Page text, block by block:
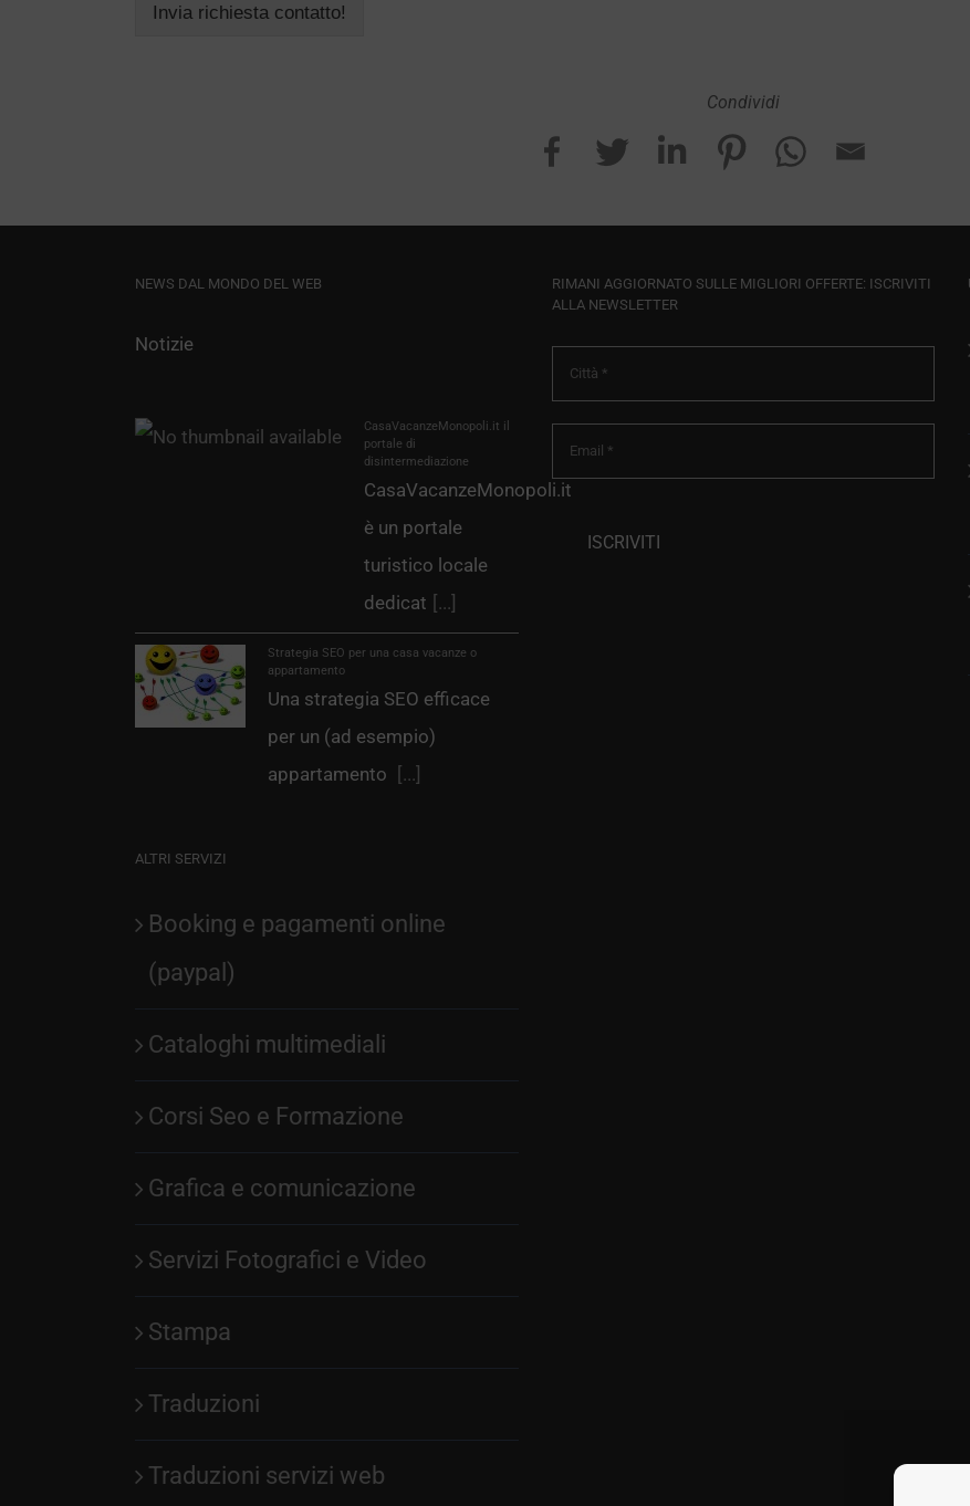
Invia richiesta contatto!
Condividi
NEWS DAL MONDO DEL WEB
Notizie
CasaVacanzeMonopoli.it il
portale di
disintermediazione
CasaVacanzeMonopoli.it
è un portale
turistico locale
dedicat [...]
Strategia SEO per una casa vacanze o
appartamento
Una strategia SEO efficace
per un (ad esempio)
appartamento
[...]
ALTRI SERVIZI
Booking e pagamenti online
(paypal)
Cataloghi multimediali
Corsi Seo e Formazione
Grafica e comunicazione
Servizi Fotografici e Video
Stampa
Traduzioni
Traduzioni servizi web
RIMANI AGGIORNATO SULLE MIGLIORI OFFERTE: ISCRIVITI
ALLA NEWSLETTER